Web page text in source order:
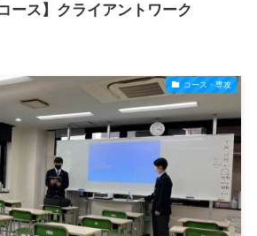
ース】クライアントワーク
コース・専攻